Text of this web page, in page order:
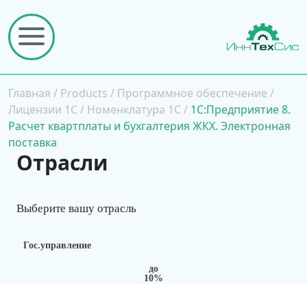
Главная / Products / Программное обеспечение /
Лицензии 1С / Номенклатура 1С / 1С:Предприятие 8.
Расчет квартплаты и бухгалтерия ЖКХ. Электронная
поставка
Отрасли
Гос.управление
Выберите вашу отрасль
до
10%